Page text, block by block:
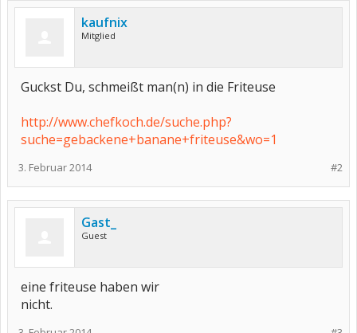
kaufnix
Mitglied
Guckst Du, schmeißt man(n) in die Friteuse
http://www.chefkoch.de/suche.php?
suche=gebackene+banane+friteuse&wo=1
#2
3. Februar 2014
Gast_
Guest
eine friteuse haben wir
nicht.